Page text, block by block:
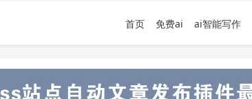
首页 免费ai ai智能写作